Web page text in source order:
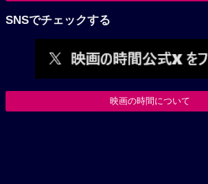
SNSでチェックする
映画の時間について